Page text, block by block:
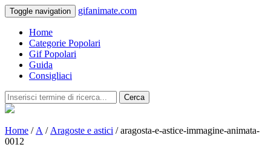
Toggle navigation gifanimate.com
Home
Categorie Popolari
Gif Popolari
Guida
Consigliaci
Cerca
Home / A / Aragoste e astici / aragosta-e-astice-immagine-animata-
0012